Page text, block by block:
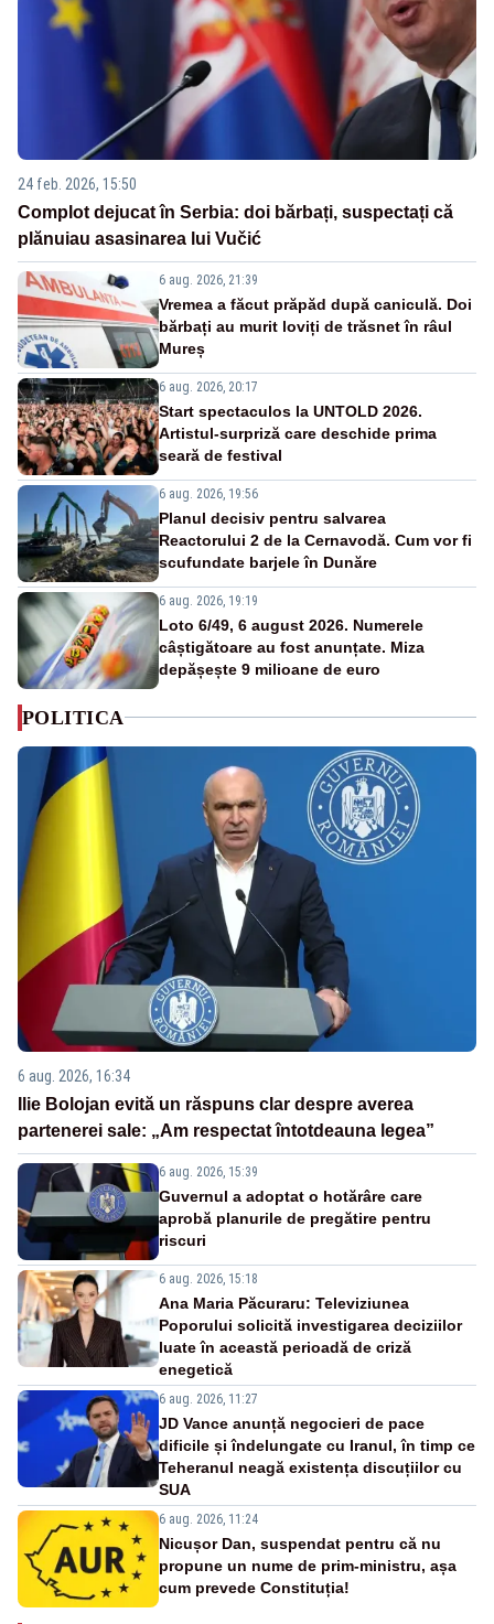
24 feb. 2026, 15:50
Complot dejucat în Serbia: doi bărbați, suspectați că
plănuiau asasinarea lui Vučić
6 aug. 2026, 21:39
Vremea a făcut prăpăd după caniculă. Doi
bărbați au murit loviți de trăsnet în râul
Mureș
6 aug. 2026, 20:17
Start spectaculos la UNTOLD 2026.
Artistul-surpriză care deschide prima
seară de festival
6 aug. 2026, 19:56
Planul decisiv pentru salvarea
Reactorului 2 de la Cernavodă. Cum vor fi
scufundate barjele în Dunăre
6 aug. 2026, 19:19
Loto 6/49, 6 august 2026. Numerele
câștigătoare au fost anunțate. Miza
depășește 9 milioane de euro
POLITICA
6 aug. 2026, 16:34
Ilie Bolojan evită un răspuns clar despre averea
partenerei sale: „Am respectat întotdeauna legea”
6 aug. 2026, 15:39
Guvernul a adoptat o hotărâre care
aprobă planurile de pregătire pentru
riscuri
6 aug. 2026, 15:18
Ana Maria Păcuraru: Televiziunea
Poporului solicită investigarea deciziilor
luate în această perioadă de criză
enegetică
6 aug. 2026, 11:27
JD Vance anunță negocieri de pace
dificile și îndelungate cu Iranul, în timp ce
Teheranul neagă existența discuțiilor cu
SUA
6 aug. 2026, 11:24
Nicușor Dan, suspendat pentru că nu
propune un nume de prim-ministru, așa
cum prevede Constituția!